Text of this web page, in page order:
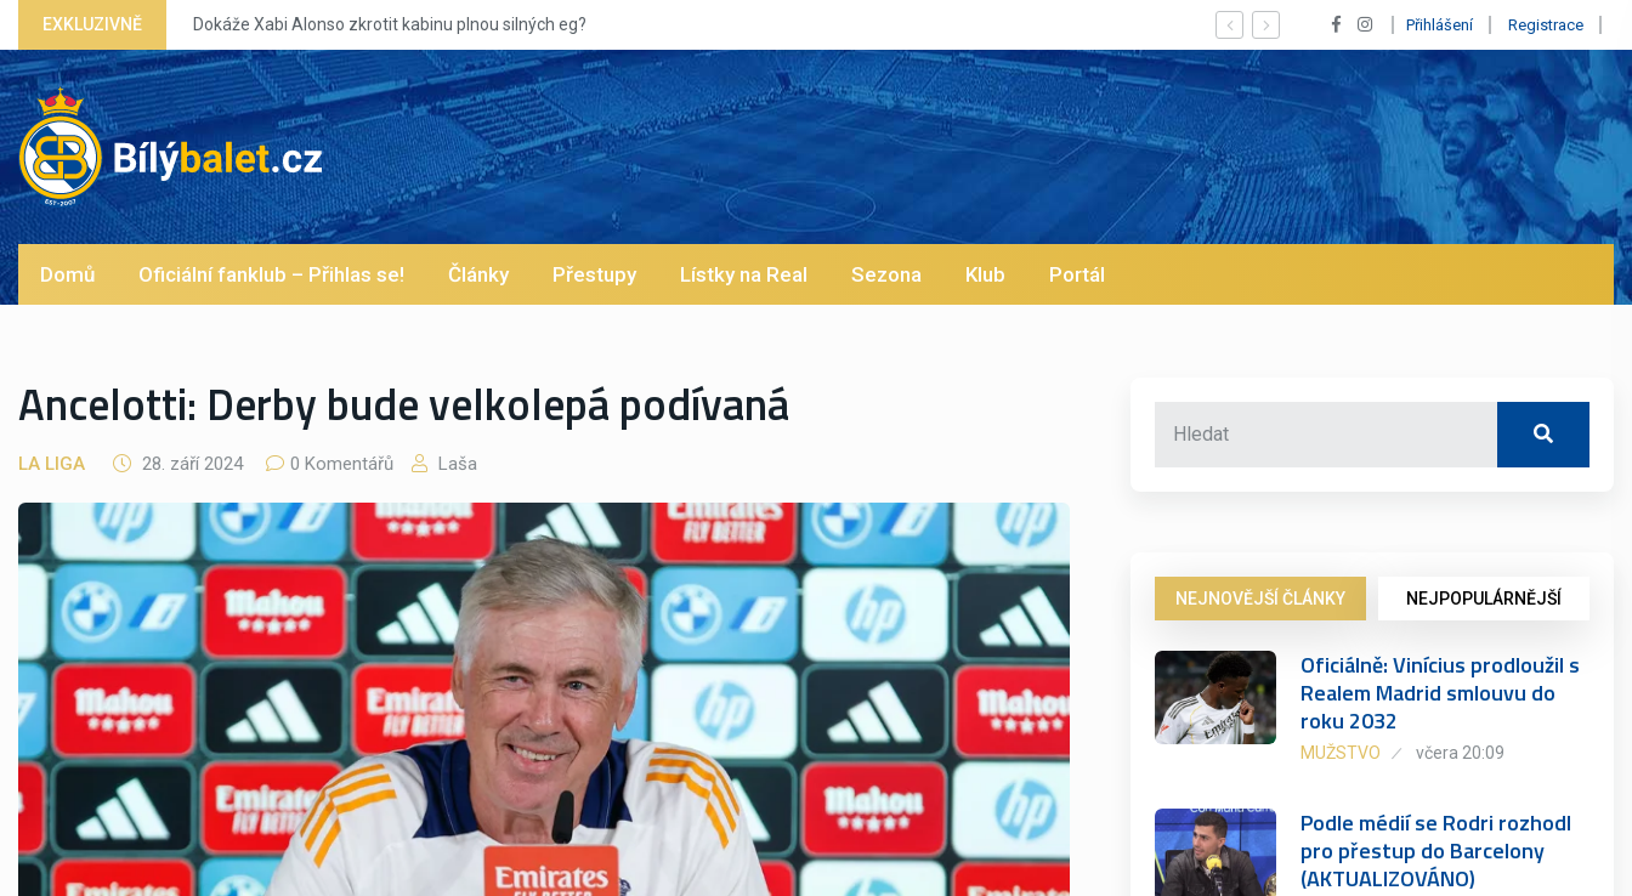
EXKLUZIVNĚ
plnou silných eg? Vypískaný Vinícius! Blíží se jeho odchod z Realu a pustí se klub na trh už v lednu? | BALETKY #33
Přihlášení Registrace
Domů Oficiální fanklub – Přihlas se! Články Přestupy Lístky na Real Sezona Klub Portál
Ancelotti: Derby bude velkolepá podívaná
LA LIGA 28. září 2024 0 Komentářů Laša
NEJNOVĚJŠÍ ČLÁNKY NEJPOPULÁRNĚJŠÍ
Oficiálně: Vinícius prodloužil s
Realem Madrid smlouvu do
roku 2032
MUŽSTVO včera 20:09
Podle médií se Rodri rozhodl
pro přestup do Barcelony
(AKTUALIZOVÁNO)